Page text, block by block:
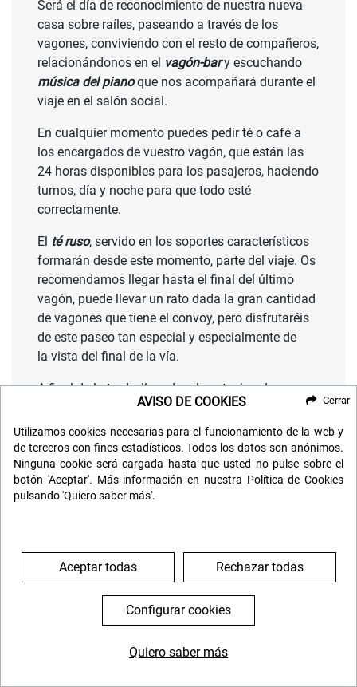
Será el día de reconocimiento de nuestra nueva
casa sobre raíles, paseando a través de los
vagones, conviviendo con el resto de compañeros,
relacionándonos en el vagón-bary escuchando
música del pianoque nos acompañará durante el
viaje en el salón social.
En cualquier momento puedes pedir té o café a
los encargados de vuestro vagón, que están las
24 horas disponibles para los pasajeros, haciendo
turnos, día y noche para que todo esté
correctamente.
El té ruso, servido en los soportes característicos
formarán desde este momento, parte del viaje. Os
recomendamos llegar hasta el final del último
vagón, puede llevar un rato dada la gran cantidad
de vagones que tiene el convoy, pero disfrutaréis
de este paseo tan especial y especialmente de
la vista del final de la vía.
A final de la tarde, llegada a la estacion de
donde nos bajaremos del tren, con
el equipaje básico para esa noche, ya
que pasaremos la noche en un buen hotel de esta
ciudad rusa.
El equipaje se queda en nuestra cabina, ya que
noche (pijama, muda para el día siguiente,
cámara de fotos, cargador...), ya que no
volveremos al tren hasta al dia siguiente por la
AVISO DE COOKIES
Utilizamos cookies necesarias para el funcionamiento de la web y
de terceros con fines estadísticos. Todos los datos son anónimos.
Ninguna cookie será cargada hasta que usted no pulse sobre el
botón 'Aceptar'. Más información en nuestra Política de Cookies
pulsando 'Quiero saber más'.
Aceptar todas Rechazar todas
Configurar cookies
Quiero saber más
Cerrar